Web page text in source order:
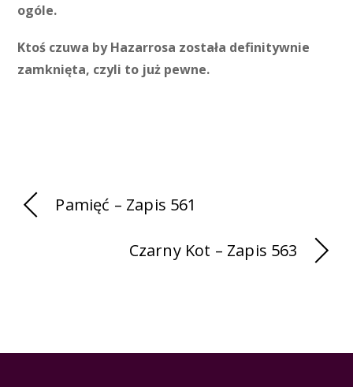
ogóle.
Ktoś czuwa by Hazarrosa została definitywnie
zamknięta, czyli to już pewne.
Pamięć – Zapis 561
Czarny Kot – Zapis 563